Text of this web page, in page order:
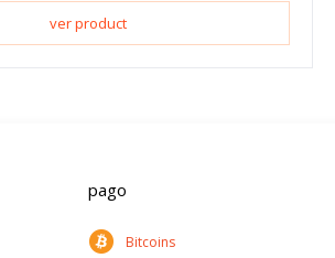
ver product
pago
Bitcoins